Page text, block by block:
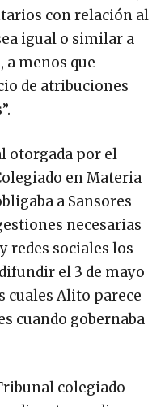
con relación al
igual o similar a
a menos que
de atribuciones
otorgada por el
en Materia
a Sansores
necesarias
redes sociales los
el 3 de mayo
cuales Alito parece
cuando gobernaba
colegiado